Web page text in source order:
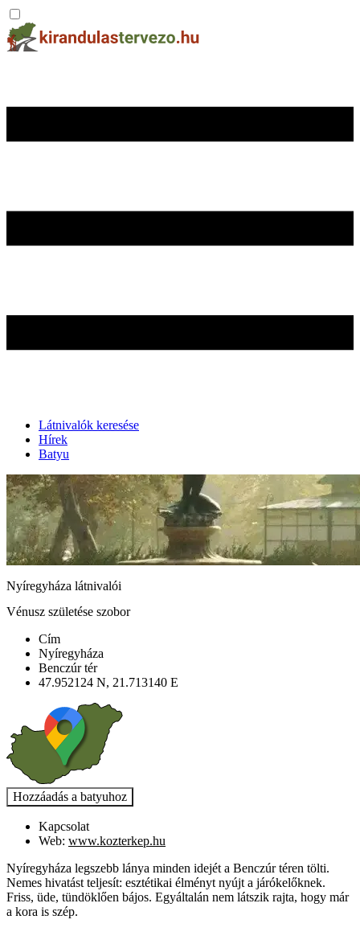
Látnivalók keresése
Hírek
Batyu
Nyíregyháza látnivalói
Vénusz születése szobor
Cím
Nyíregyháza
Benczúr tér
47.952124 N, 21.713140 E
Kapcsolat
Web: www.kozterkep.hu
Nyíregyháza legszebb lánya minden idejét a Benczúr téren tölti.
Nemes hivatást teljesít: esztétikai élményt nyújt a járókelőknek.
Friss, üde, tündöklően bájos. Egyáltalán nem látszik rajta, hogy már
a kora is szép.